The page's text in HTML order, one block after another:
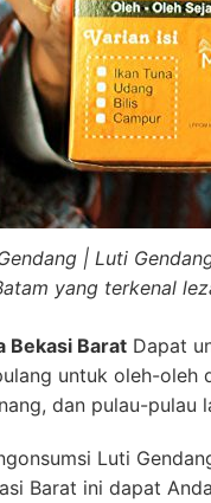
| Luti
yang terkenal
Bekasi Barat Dapat
untuk oleh-oleh
dan pulau-pulau
Luti
Barat ini dapat